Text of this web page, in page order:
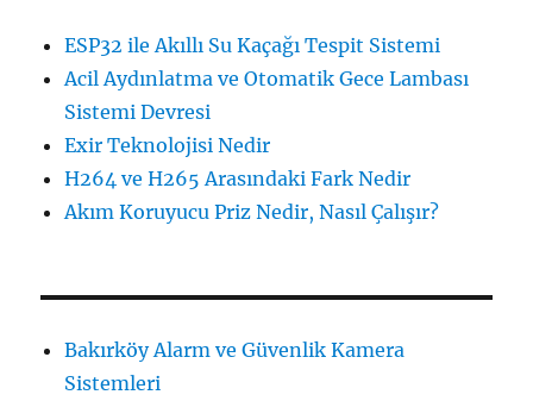
ESP32 ile Akıllı Su Kaçağı Tespit Sistemi
Acil Aydınlatma ve Otomatik Gece Lambası
Sistemi Devresi
Exir Teknolojisi Nedir
H264 ve H265 Arasındaki Fark Nedir
Akım Koruyucu Priz Nedir, Nasıl Çalışır?
Bakırköy Alarm ve Güvenlik Kamera
Sistemleri